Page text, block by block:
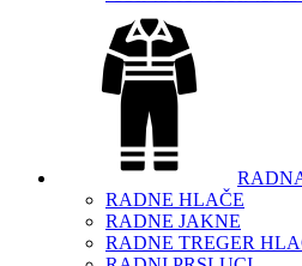
RADNE HLAČE
RADNE JAKNE
RADNE TREGER